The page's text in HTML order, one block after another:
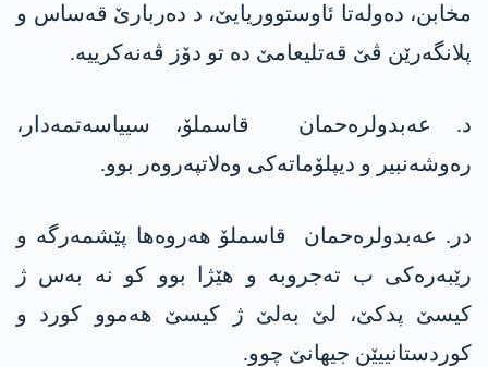
مخابن، دەولەتا ئاوستووریایێ، د دەربارێ قەساس و
پلانگەرێن ڤێ قەتلیعامێ دە تو دۆز ڤەنەکرییە.
د. عەبدولرەحمان قاسملۆ، سییاسەتمەدار،
رەوشەنبیر و دیپلۆماتەکی وەلاتپەروەر بوو.
در. عەبدولرەحمان قاسملۆ هەروەها پێشمەرگە و
رێبەرەکی ب تەجروبە و هێژا بوو کو نە بەس ژ
کیسێ پدکێ، لێ بەلێ ژ کیسێ هەموو کورد و
کوردستانییێن جیهانێ چوو.